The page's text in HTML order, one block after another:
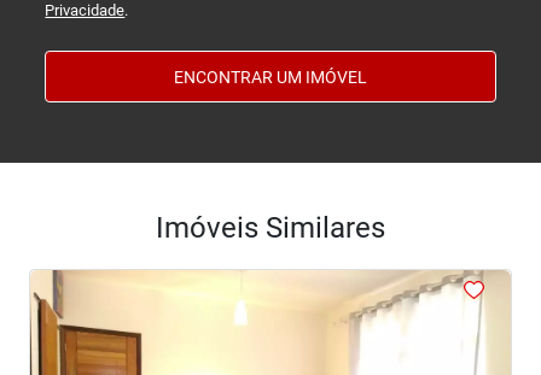
Privacidade.
ENCONTRAR UM IMÓVEL
Imóveis Similares
<